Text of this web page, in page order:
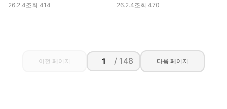
26.2.4조회 414 26.2.4조회 470
이전 페이지 / 148 다음 페이지